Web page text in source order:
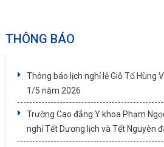
THÔNG BÁO
Thông báo lịch nghỉ lễ Giỗ Tổ Hùng
1/5 năm 2026
Trường Cao đẳng Y khoa Phạm
nghỉ Tết Dương lịch và Tết Nguyên